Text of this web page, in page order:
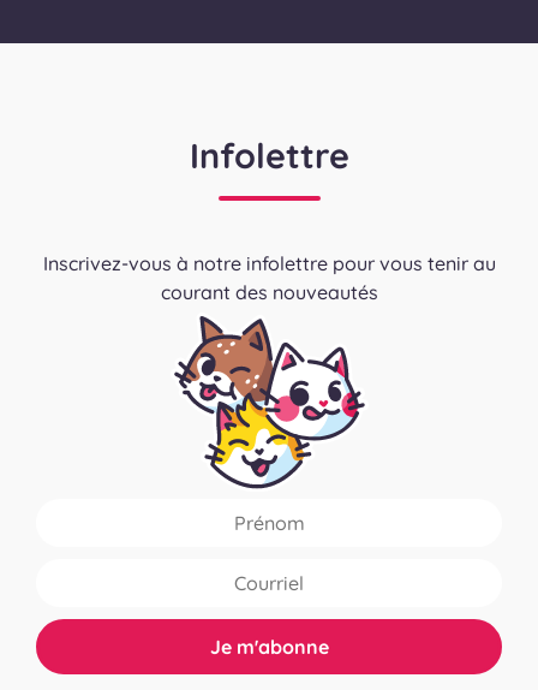
Infolettre
Inscrivez-vous à notre infolettre pour vous tenir au
courant des nouveautés